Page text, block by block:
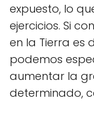
expuesto, lo
ejercicios. Si
en la Tierra es
podemos
aumentar la
determinado,